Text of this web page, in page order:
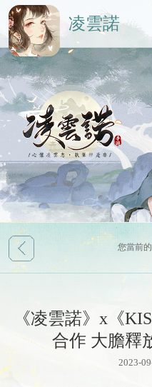
凌雲諾
您當前
《凌雲諾》x《
合作 大膽釋
2023-